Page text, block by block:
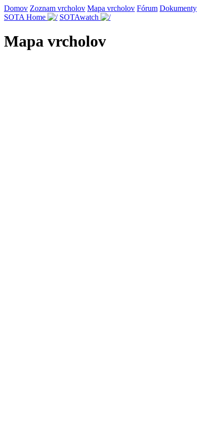
Domov Zoznam vrcholov Mapa vrcholov Fórum Dokumenty
SOTA Home
SOTAwatch
Mapa vrcholov